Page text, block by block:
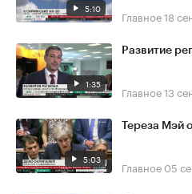
5:10 Главное18
1:35
Развитие
Главное13
5:03
Тереза Мэй
Главное 05